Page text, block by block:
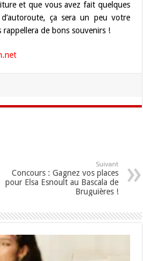
et que vous avez fait quelques
ça sera un peu votre
de bons souvenirs !
Suivant
Concours : Gagnez vos places
pour Elsa Esnoult au Bascala de
Bruguières !